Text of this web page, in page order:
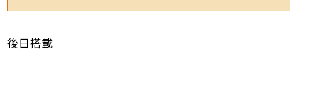
後日搭載